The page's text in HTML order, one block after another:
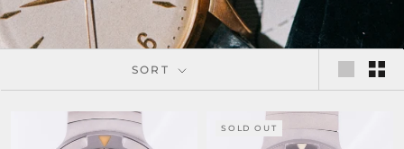
SORT
SOLD OUT